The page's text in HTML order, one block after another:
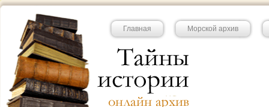
Главная Морской архив